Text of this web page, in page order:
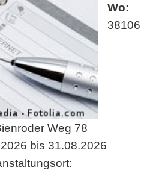
Wo:
38106
Weg 78
bis 31.08.2026